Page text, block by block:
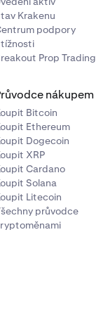
Krakenu
podpory
Prop Trading
nákupem
Bitcoin
Ethereum
Dogecoin
XRP
Cardano
Solana
Litecoin
průvodce